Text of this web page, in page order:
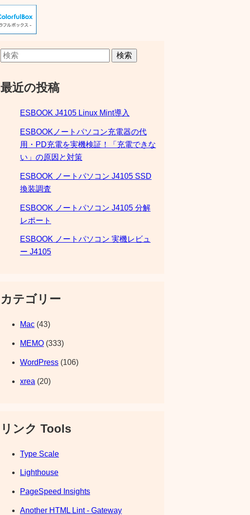
検索
最近の投稿
ESBOOK J4105 Linux Mint導入
ESBOOKノートパソコン充電器の代
用・PD充電を実機検証！「充電できな
い」の原因と対策
ESBOOK ノートパソコン J4105 SSD
換装調査
ESBOOK ノートパソコン J4105 分解
レポート
ESBOOK ノートパソコン 実機レビュ
ー J4105
カテゴリー
Mac (43)
MEMO (333)
WordPress (106)
xrea (20)
リンク Tools
Type Scale
Lighthouse
PageSpeed Insights
Another HTML Lint - Gateway